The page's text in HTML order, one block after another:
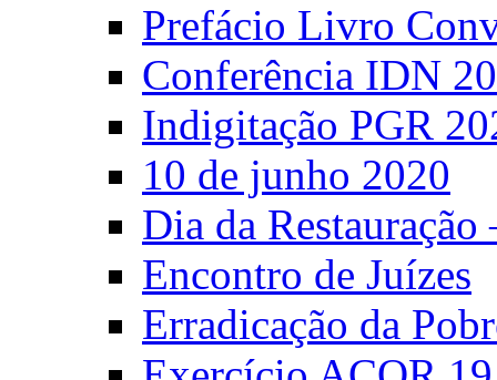
Prefácio Livro
Conferência IDN
Indigitação PGR
10 de junho 2020
Dia da
Encontro de Juízes
Erradicação da